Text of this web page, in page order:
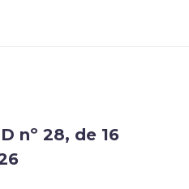
nº 28, de 16